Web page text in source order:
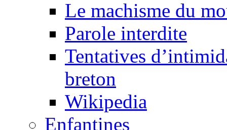
Le machisme du
Parole interdite
Tentatives
breton
Wikipedia
Enfantines